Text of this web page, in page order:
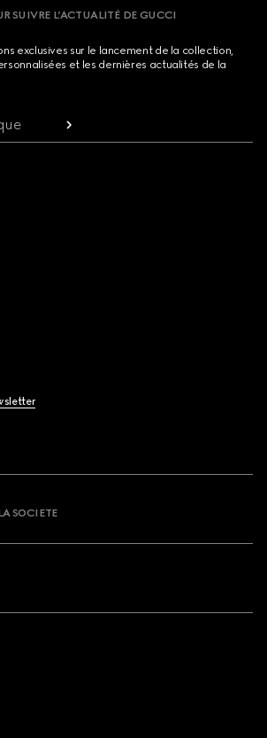
SUIVRE L’ACTUALITÉ DE GUCCI
exclusives sur le lancement de la collection,
et les dernières actualités de la
SOCIETE